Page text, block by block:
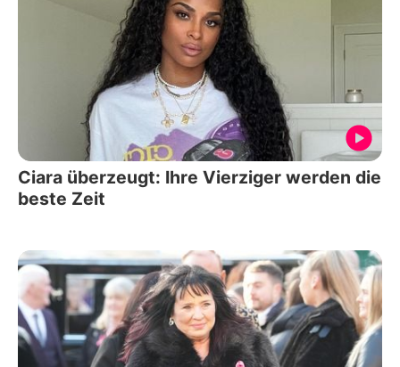
Ciara überzeugt: Ihre Vierziger werden die
beste Zeit